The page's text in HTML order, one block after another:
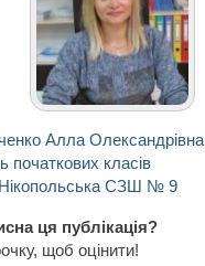
Алла Олександрівна
початкових класів
Нікопольська СЗШ № 9
ця публікація?
щоб оцінити!